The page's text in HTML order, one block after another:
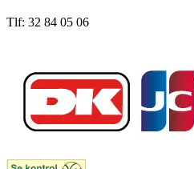
Tlf: 32 84 05 06